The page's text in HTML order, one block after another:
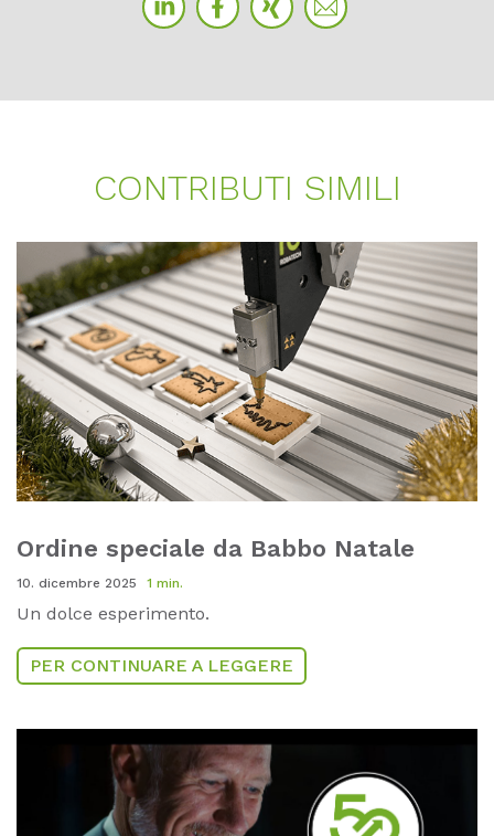
CONT­RI­BU­TI SI­MI­LI
Ordine speciale da Babbo Natale
10. dicembre 2025 1 min.
Un dolce esperimento.
PER CONTINUARE A LEGGERE